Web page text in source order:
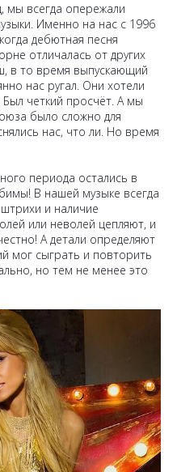
мы всегда опережали
Именно на нас с 1996
дебютная песня
отличалась от других
в то время выпускающий
нас ругал. Они хотели
Был четкий просчёт. А мы
было сложно для
нас, что ли. Но время
периода остались в
В нашей музыке всегда
и наличие
или неволей цепляют, и
А детали определяют
мог сыграть и повторить
но тем не менее это